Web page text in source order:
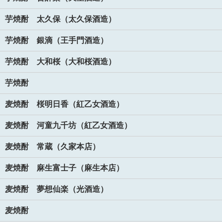
芋焼酎 太久保（太久保酒造）
芋焼酎 銀滴（王手門酒造）
芋焼酎 大和桜（大和桜酒造）
芋焼酎
麦焼酎 桜明日香（紅乙女酒造）
麦焼酎 河童九千坊（紅乙女酒造）
麦焼酎 常蔵（久家本店）
麦焼酎 麻生富士子（麻生本店）
麦焼酎 夢想仙楽（光酒造）
麦焼酎